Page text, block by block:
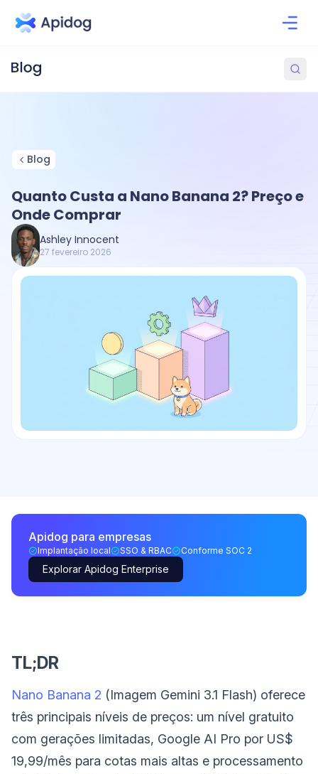
Blog
Quanto Custa a Nano Banana 2? Preço e
Onde Comprar
Ashley Innocent
27 fevereiro 2026
Apidog para empresas
Implantação local SSO & RBAC Conforme SOC 2
Explorar Apidog Enterprise
TL;DR
Nano Banana 2 (Imagem Gemini 3.1 Flash) oferece
três principais níveis de preços: um nível gratuito
com gerações limitadas, Google AI Pro por US$
19,99/mês para cotas mais altas e processamento